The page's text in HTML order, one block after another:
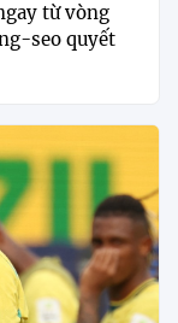
từ vòng
seo quyết